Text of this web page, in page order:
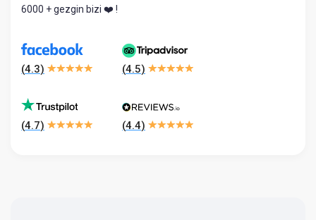
6000 + gezgin bizi ❤️ !
(4.3) (4.5)
(4.7) (4.4)